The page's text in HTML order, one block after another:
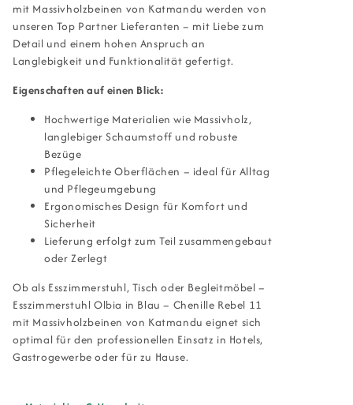
mit Massivholzbeinen von Katmandu werden von
unseren Top Partner Lieferanten – mit Liebe zum
Detail und einem hohen Anspruch an
Langlebigkeit und Funktionalität gefertigt.
Eigenschaften auf einen Blick:
Hochwertige Materialien wie Massivholz,
langlebiger Schaumstoff und robuste
Bezüge
Pflegeleichte Oberflächen – ideal für Alltag
und Pflegeumgebung
Ergonomisches Design für Komfort und
Sicherheit
Lieferung erfolgt zum Teil zusammengebaut
oder Zerlegt
Ob als Esszimmerstuhl, Tisch oder Begleitmöbel –
Esszimmerstuhl Olbia in Blau – Chenille Rebel 11
mit Massivholzbeinen von Katmandu eignet sich
optimal für den professionellen Einsatz in Hotels,
Gastrogewerbe oder für zu Hause.